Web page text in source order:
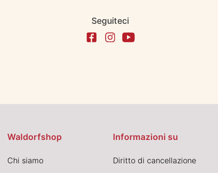
Seguiteci
Waldorfshop
Chi siamo
Informazioni su
Diritto di cancellazione